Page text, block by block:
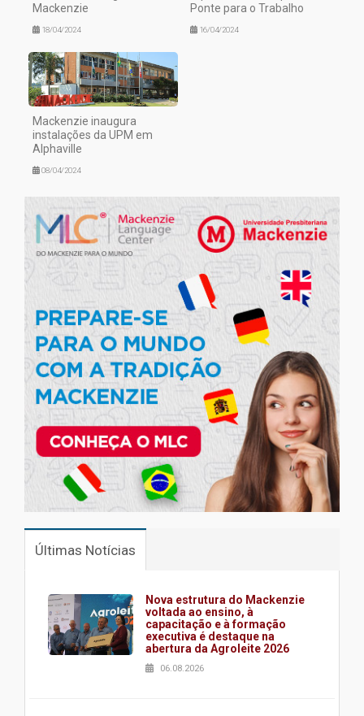
Mackenzie
18/04/2024
Ponte para o Trabalho
16/04/2024
Mackenzie inaugura
instalações da UPM em
Alphaville
08/04/2024
Últimas Notícias
Nova estrutura do Mackenzie
voltada ao ensino, à
capacitação e à formação
executiva é destaque na
abertura da Agroleite 2026
06.08.2026